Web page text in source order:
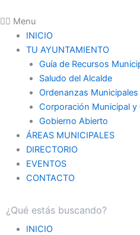
Menu
INICIO
TU AYUNTAMIENTO
Guía de Recursos
Saludo del Alcalde
Ordenanzas Municipales
Corporación Municipal y
Gobierno Abierto
ÁREAS MUNICIPALES
DIRECTORIO
EVENTOS
CONTACTO
INICIO